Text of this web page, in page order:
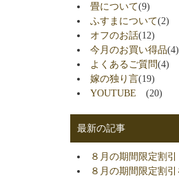
畳について(9)
ふすまについて(2)
オフのお話(12)
今月のお買い得品(4)
よくあるご質問(4)
嫁の独り言(19)
YOUTUBE(20)
最新の記事
８月の期間限定割引
８月の期間限定割引